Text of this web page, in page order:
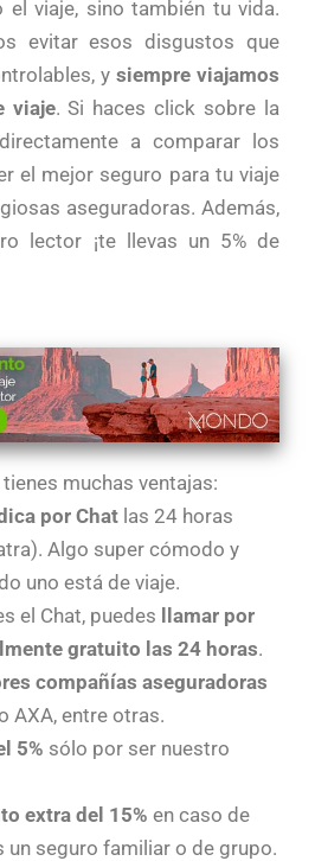
el viaje, sino también tu vida.
evitar esos disgustos que
y siempre viajamos
viaje. Si haces click sobre la
a comparar los
el mejor seguro para tu viaje
aseguradoras. Además,
lector ¡te llevas un 5% de
tienes muchas ventajas:
por Chat las 24 horas
Algo super cómodo y
uno está de viaje.
el Chat, puedes llamar por
gratuito las 24 horas.
compañías aseguradoras
AXA, entre otras.
5% sólo por ser nuestro
extra del 15% en caso de
un seguro familiar o de grupo.